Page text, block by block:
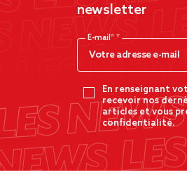
newsletter
E-mail*
En renseignant
recevoir nos
articles et vous
confidentialité.